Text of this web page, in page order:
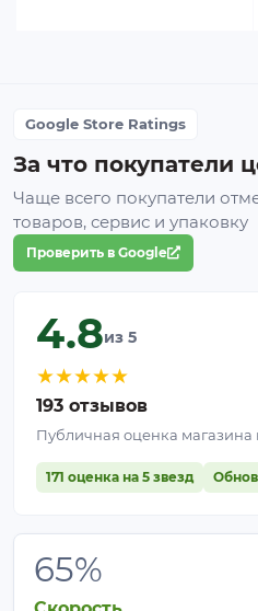
Google Store Ratings
За что покупатели
Чаще всего покупатели
товаров, сервис и упаковку
Проверить в Google
4.8из 5
★★★★★
193 отзывов
Публичная оценка магазина
171 оценка на 5 звезд
65%